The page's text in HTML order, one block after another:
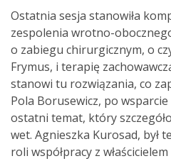
Ostatnia sesja stanowiła
zespolenia wrotno-
o zabiegu chirurgicznym, o
Frymus, i terapię
stanowi tu rozwiązania, co
Pola Borusewicz, po
ostatni temat, który
wet. Agnieszka Kurosad, był
roli współpracy z